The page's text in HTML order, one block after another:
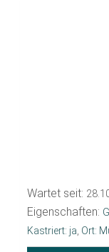
Wartet seit:
Eigenschaften:
Kastriert: ja Ort: